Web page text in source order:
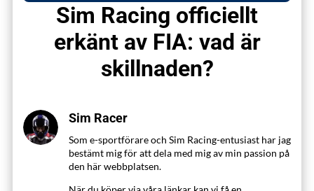
Sim Racing officiellt
erkänt av FIA: vad är
skillnaden?
Sim Racer
Som e-sportförare och Sim Racing-entusiast har jag
bestämt mig för att dela med mig av min passion på
den här webbplatsen.